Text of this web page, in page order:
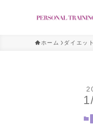
ホーム ダイエット